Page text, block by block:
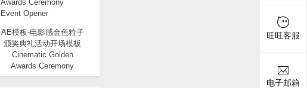
AE模板-电影感金色粒子
颁奖典礼活动开场模板
Cinematic Golden
Awards Ceremony
Event Opener
旺旺客服
电子邮箱